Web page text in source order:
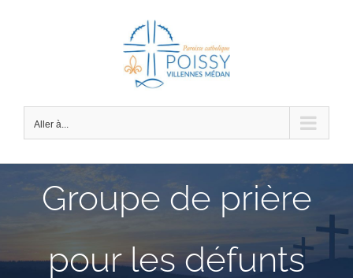
Aller à...
Groupe de prière
pour les défunts